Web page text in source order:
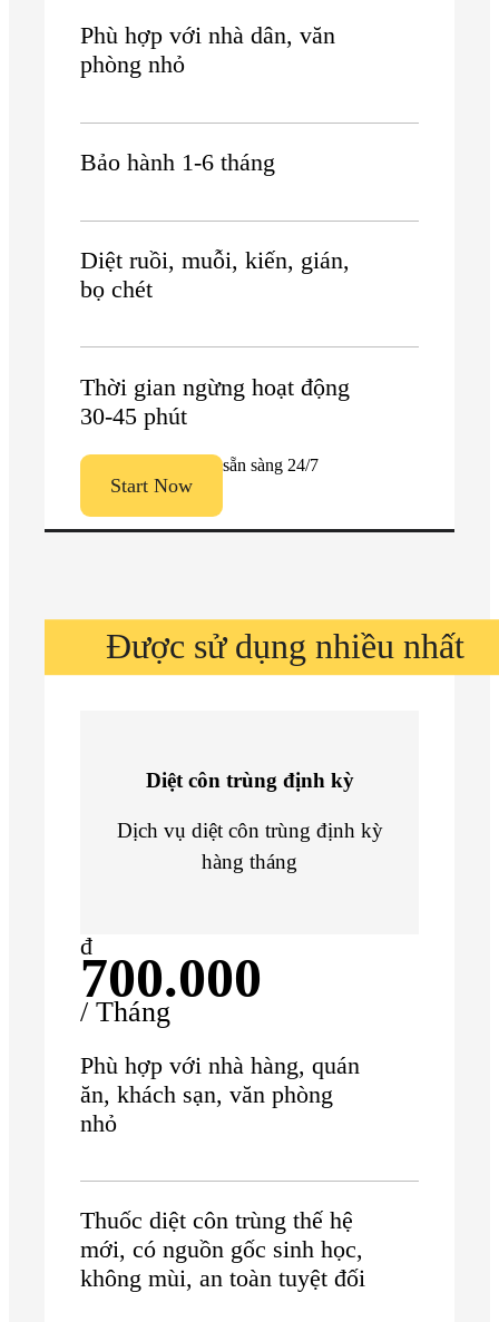
Phù hợp với nhà dân, văn
phòng nhỏ
Bảo hành 1-6 tháng
Diệt ruồi, muỗi, kiến, gián,
bọ chét
Thời gian ngừng hoạt động
30-45 phút
Luôn sẵn sàng 24/7
Start Now
Được sử dụng nhiều nhất
Diệt côn trùng định kỳ
Dịch vụ diệt côn trùng định kỳ
hàng tháng
đ
700.000
/ Tháng
Phù hợp với nhà hàng, quán
ăn, khách sạn, văn phòng
nhỏ
Thuốc diệt côn trùng thế hệ
mới, có nguồn gốc sinh học,
không mùi, an toàn tuyệt đối